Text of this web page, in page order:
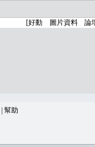
幫助